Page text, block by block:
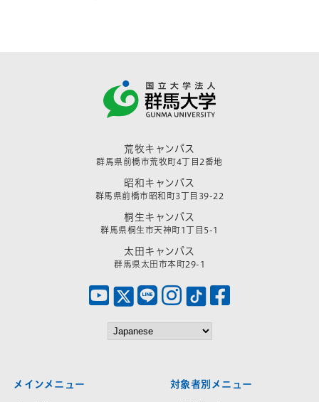
荒牧キャンパス
群馬県前橋市荒牧町4丁目2番地
昭和キャンパス
群馬県前橋市昭和町3丁目39-22
桐生キャンパス
群馬県桐生市天神町1丁目5-1
太田キャンパス
群馬県太田市本町29-1
メインメニュー 対象者別メニュー